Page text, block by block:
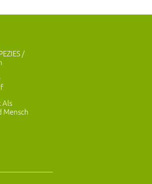
/
Als
Mensch